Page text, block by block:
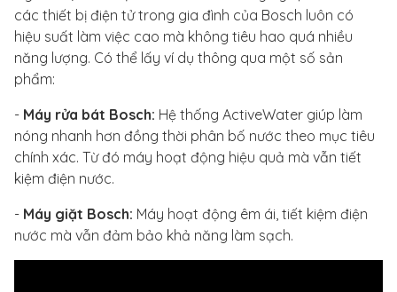
các thiết bị điện tử trong gia đình của Bosch luôn có
hiệu suất làm việc cao mà không tiêu hao quá nhiều
năng lượng. Có thể lấy ví dụ thông qua một số sản
phẩm:
- Máy rửa bát Bosch: Hệ thống ActiveWater giúp làm
nóng nhanh hơn đồng thời phân bố nước theo mục tiêu
chính xác. Từ đó máy hoạt động hiệu quả mà vẫn tiết
kiệm điện nước.
- Máy giặt Bosch: Máy hoạt động êm ái, tiết kiệm điện
nước mà vẫn đảm bảo khả năng làm sạch.